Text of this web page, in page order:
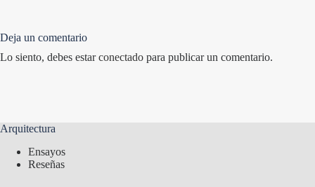
Deja un comentario
Lo siento, debes estarconectado para publicar un comentario.
Arquitectura
Ensayos
Reseñas